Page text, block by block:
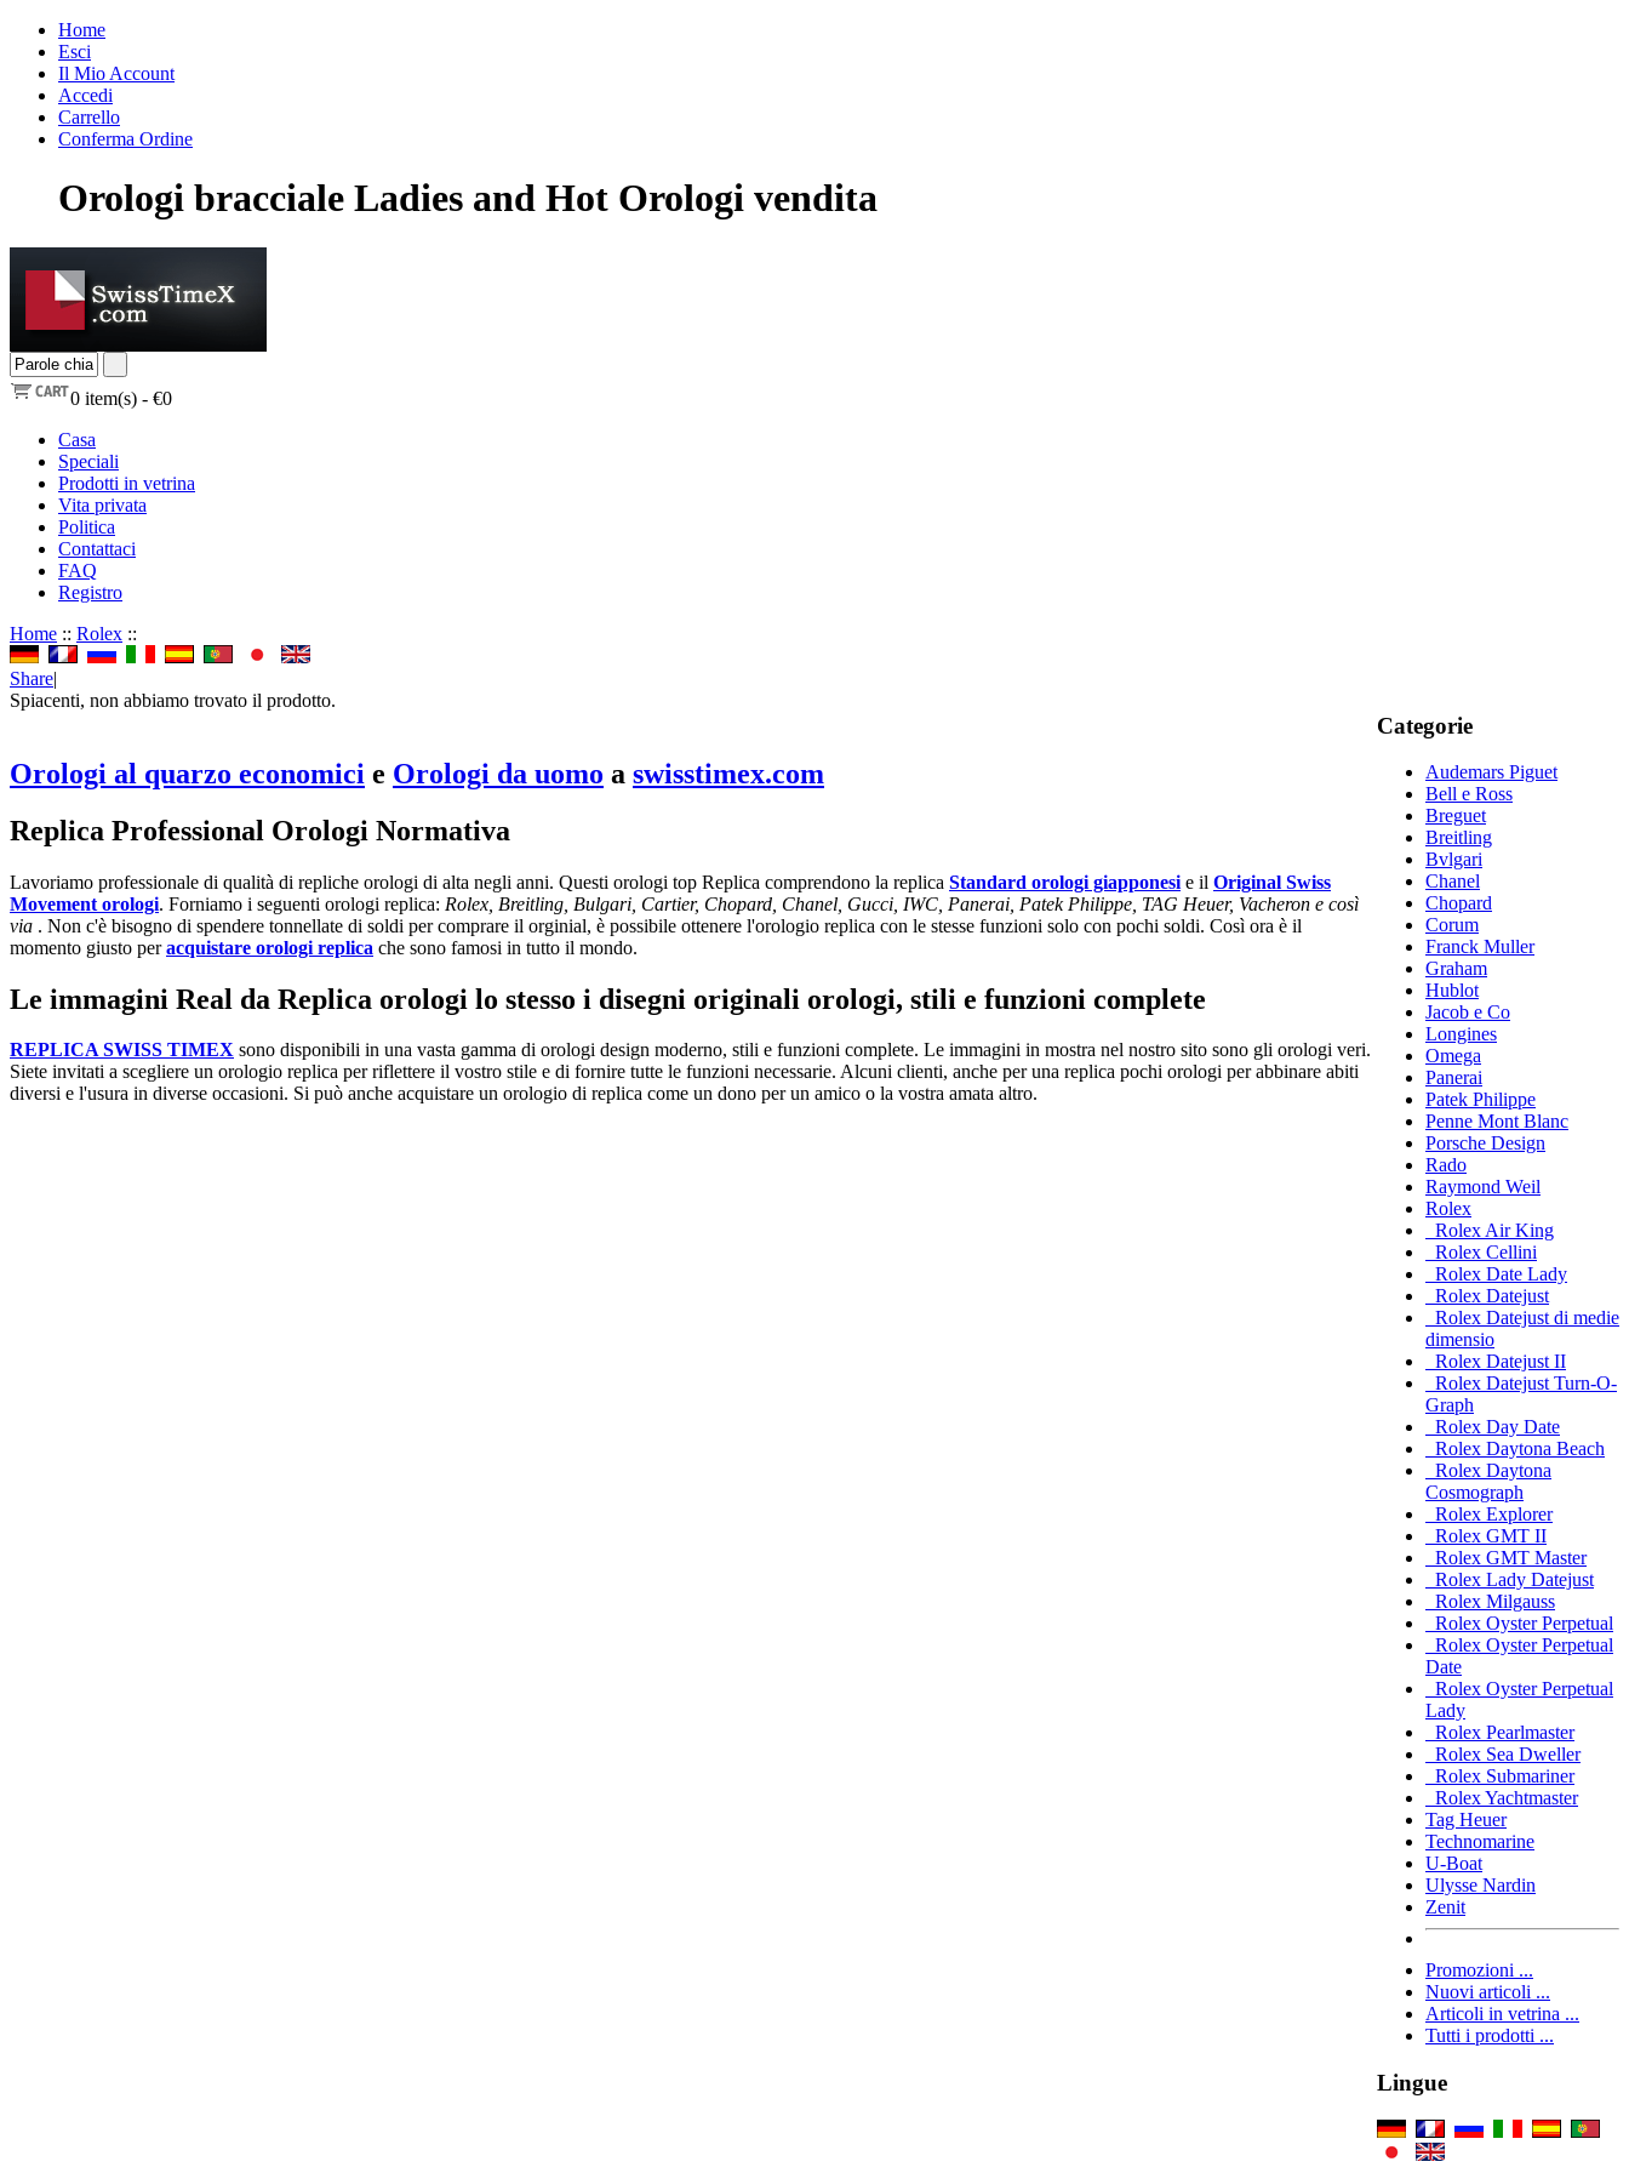
Home
Esci
Il Mio Account
Accedi
Carrello
Conferma Ordine
Orologi bracciale Ladies and Hot Orologi vendita
0 item(s) - €0
Casa
Speciali
Prodotti in vetrina
Vita privata
Politica
Contattaci
FAQ
Registro
Home :: Rolex ::
Share|
Spiacenti, non abbiamo trovato il prodotto.
Orologi al quarzo economici e Orologi da uomo a swisstimex.com
Replica Professional Orologi Normativa
Lavoriamo professionale di qualità di repliche orologi di alta negli anni. Questi orologi top Replica comprendono la replica Standard orologi giapponesi e il Original Swiss
Movement orologi. Forniamo i seguenti orologi replica: Rolex, Breitling, Bulgari, Cartier, Chopard, Chanel, Gucci, IWC, Panerai, Patek Philippe, TAG Heuer, Vacheron e così
via . Non c'è bisogno di spendere tonnellate di soldi per comprare il orginial, è possibile ottenere l'orologio replica con le stesse funzioni solo con pochi soldi. Così ora è il
momento giusto peracquistare orologi replica che sono famosi in tutto il mondo.
Le immagini Real da Replica orologi lo stesso i disegni originali orologi, stili e funzioni complete
REPLICA SWISS TIMEX sono disponibili in una vasta gamma di orologi design moderno, stili e funzioni complete. Le immagini in mostra nel nostro sito sono gli orologi veri.
Siete invitati a scegliere un orologio replica per riflettere il vostro stile e di fornire tutte le funzioni necessarie. Alcuni clienti, anche per una replica pochi orologi per abbinare abiti
diversi e l'usura in diverse occasioni. Si può anche acquistare un orologio di replica come un dono per un amico o la vostra amata altro.
Categorie
Audemars Piguet
Bell e Ross
Breguet
Breitling
Bvlgari
Chanel
Chopard
Corum
Franck Muller
Graham
Hublot
Jacob e Co
Longines
Omega
Panerai
Patek Philippe
Penne Mont Blanc
Porsche Design
Rado
Raymond Weil
Rolex
Rolex Air King
Rolex Cellini
Rolex Date Lady
Rolex Datejust
Rolex Datejust di medie
dimensio
Rolex Datejust II
Rolex Datejust Turn-O-
Graph
Rolex Day Date
Rolex Daytona Beach
Rolex Daytona
Cosmograph
Rolex Explorer
Rolex GMT II
Rolex GMT Master
Rolex Lady Datejust
Rolex Milgauss
Rolex Oyster Perpetual
Rolex Oyster Perpetual
Date
Rolex Oyster Perpetual
Lady
Rolex Pearlmaster
Rolex Sea Dweller
Rolex Submariner
Rolex Yachtmaster
Tag Heuer
Technomarine
U-Boat
Ulysse Nardin
Zenit
Promozioni ...
Nuovi articoli ...
Articoli in vetrina ...
Tutti i prodotti ...
Lingue